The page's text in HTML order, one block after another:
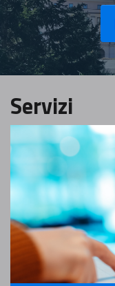
Servizi